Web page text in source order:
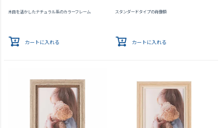
木目を活かしたナチュラル系のカラーフレーム
カートに入れる
スタンダードタイプの肖像額
カートに入れる